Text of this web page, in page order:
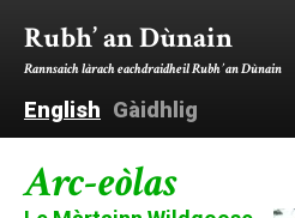
Rubh’ an Dùnain
Rannsaich làrach eachdraidheil Rubh’ an Dùnain
English Gàidhlig
Arc-eòlas